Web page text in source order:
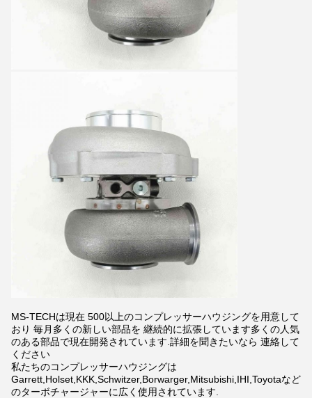
MS-TECHは現在 500以上のコンプレッサーハウジングを用意して
おり 毎月多くの新しい部品を 継続的に拡張しています多くの人気
のある部品で現在開発されています.詳細を聞きたいなら 連絡して
ください
私たちのコンプレッサーハウジングは
Garrett,Holset,KKK,Schwitzer,Borwarger,Mitsubishi,IHI,Toyotaなど
のターボチャージャーに広く使用されています.